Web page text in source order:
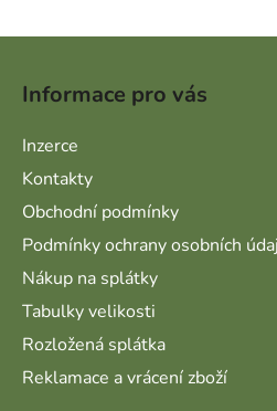
Informace pro vás
Inzerce
Kontakty
Obchodní podmínky
Podmínky ochrany osobních
Nákup na splátky
Tabulky velikosti
Rozložená splátka
Reklamace a vrácení zboží